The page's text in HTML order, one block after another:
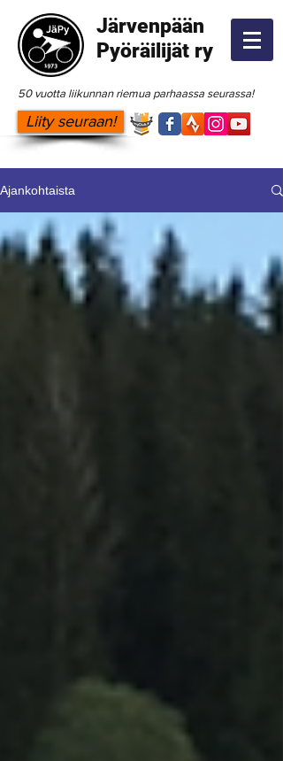
Järvenpään
Pyöräilijät ry
50 vuotta liikunnan riemua parhaassa seurassa!
Liity seuraan!
Ajankohtaista